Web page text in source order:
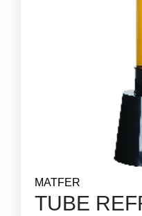
MATFER
TUBE